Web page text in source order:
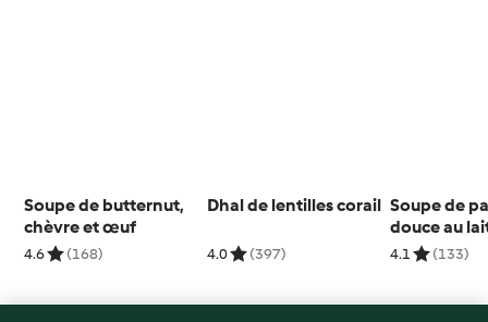
Soupe de butternut,
chèvre et œuf
4.6 (168)
Dhal de lentilles corail
4.0 (397)
Soupe de
douce au
et curry
4.1 (133)